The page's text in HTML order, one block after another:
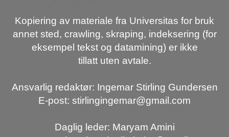
Kopiering av materiale fra Universitas for bruk
annet sted, crawling, skraping, indeksering (for
eksempel tekst og datamining) er ikke
tillatt uten avtale.
Ansvarlig redaktør: Ingemar Stirling Gundersen
E-post: stirlingingemar@gmail.com
Daglig leder: Maryam Amini